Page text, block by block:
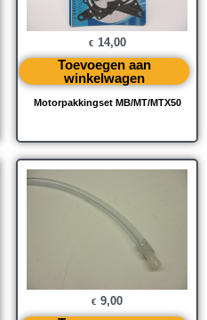
Motorpakkingset MB/MT/MTX50
€ 14,00
Toevoegen aan
winkelwagen
€ 9,00